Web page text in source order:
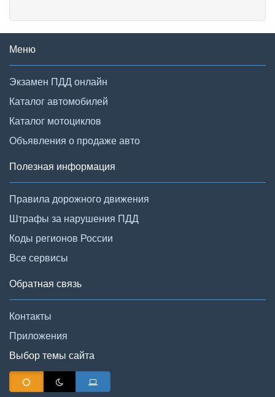
Меню
Экзамен ПДД онлайн
Каталог автомобилей
Каталог мотоциклов
Объявления о продаже авто
Полезная информация
Правила дорожного движения
Штрафы за нарушения ПДД
Коды регионов России
Все сервисы
Обратная связь
Контакты
Приложения
Выбор темы сайта